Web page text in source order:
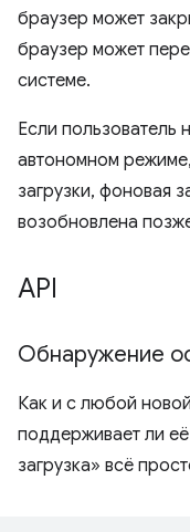
браузер может
браузер может
системе.
Если пользователь
автономном
загрузки, фоновая
возобновлена
API
Обнаружение
Как и с любой
поддерживает ли
загрузка» всё